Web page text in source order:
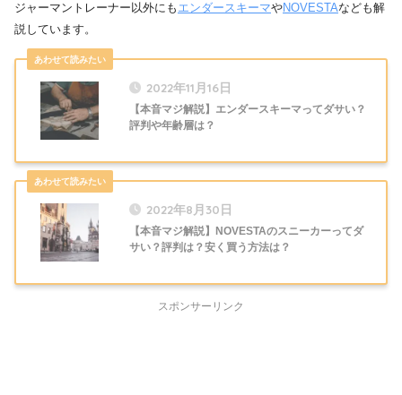
ジャーマントレーナー以外にも エンダースキーマやNOVESTAなども解
説しています。
2022年11月16日
【本音マジ解説】エンダースキーマってダサい？
評判や年齢層は？
2022年8月30日
【本音マジ解説】NOVESTAのスニーカーってダ
サい？評判は？安く買う方法は？
スポンサーリンク